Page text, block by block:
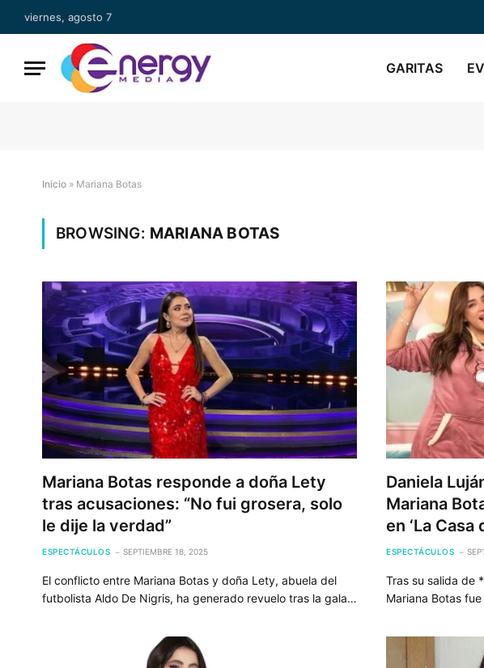
viernes, agosto 7
GARITAS
Inicio » Mariana Botas
BROWSING: MARIANA BOTAS
Mariana Botas responde a doña Lety
tras acusaciones: “No fui grosera, solo
le dije la verdad”
ESPECTÁCULOS SEPTIEMBRE 18, 2025
El conflicto entre Mariana Botas y doña Lety, abuela del
futbolista Aldo De Nigris, ha generado revuelo tras la gala…
Daniela
Mariana
en ‘La Casa
ESPECTÁCULOS
Tras su salida de
Mariana Botas